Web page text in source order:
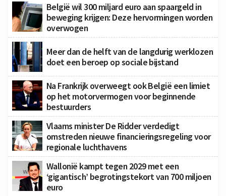
België wil 300 miljard euro aan spaargeld in
beweging krijgen: Deze hervormingen worden
overwogen
Meer dan de helft van de langdurig werklozen
doet een beroep op sociale bijstand
Na Frankrijk overweegt ook België een limiet
op het motorvermogen voor beginnende
bestuurders
Vlaams minister De Ridder verdedigt
omstreden nieuwe financieringsregeling voor
regionale luchthavens
Wallonië kampt tegen 2029 met een
‘gigantisch’ begrotingstekort van 700 miljoen
euro